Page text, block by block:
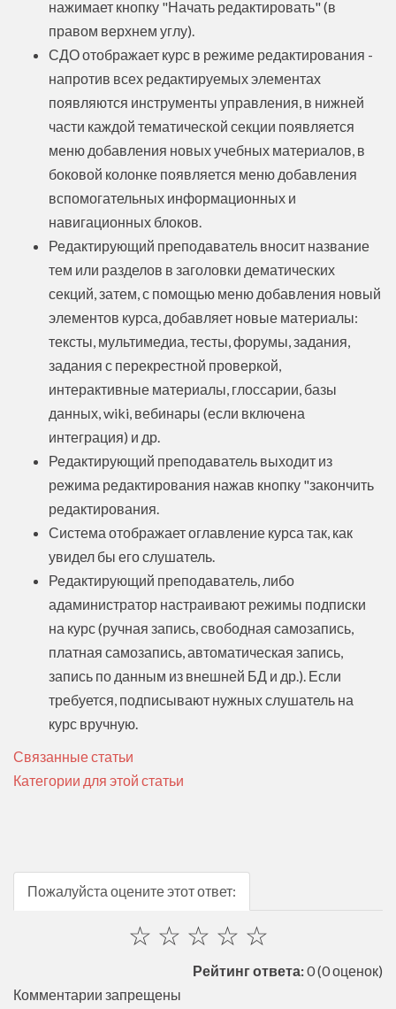
нажимает кнопку "Начать редактировать" (в
правом верхнем углу).
СДО отображает курс в режиме редактирования -
напротив всех редактируемых элементах
появляются инструменты управления, в нижней
части каждой тематической секции появляется
меню добавления новых учебных материалов, в
боковой колонке появляется меню добавления
вспомогательных информационных и
навигационных блоков.
Редактирующий преподаватель вносит название
тем или разделов в заголовки дематических
секций, затем, с помощью меню добавления новый
элементов курса, добавляет новые материалы:
тексты, мультимедиа, тесты, форумы, задания,
задания с перекрестной проверкой,
интерактивные материалы, глоссарии, базы
данных, wiki, вебинары (если включена
интеграция) и др.
Редактирующий преподаватель выходит из
режима редактирования нажав кнопку "закончить
редактирования.
Система отображает оглавление курса так, как
увидел бы его слушатель.
Редактирующий преподаватель, либо
адаминистратор настраивают режимы подписки
на курс (ручная запись, свободная самозапись,
платная самозапись, автоматическая запись,
запись по данным из внешней БД и др.). Если
требуется, подписывают нужных слушатель на
курс вручную.
Связанные статьи
Категории для этой статьи
Пожалуйста оцените этот ответ:
☆
☆
☆
☆
☆
Рейтинг ответа:0(0 оценок)
Комментарии запрещены